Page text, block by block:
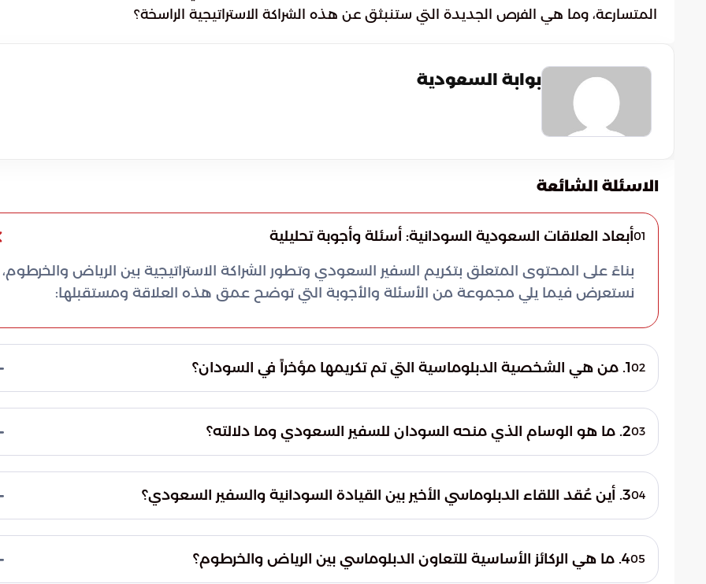
المتسارعة، وما هي الفرص الجديدة التي ستنبثق عن هذه الشراكة الاستراتيجية الراسخة؟
بوابة السعودية
الاسئلة الشائعة
01أبعاد العلاقات السعودية السودانية: أسئلة وأجوبة تحليلية
بناءً على المحتوى المتعلق بتكريم السفير السعودي وتطور الشراكة الاستراتيجية بين الرياض والخرطوم،
نستعرض فيما يلي مجموعة من الأسئلة والأجوبة التي توضح عمق هذه العلاقة ومستقبلها:
021. من هي الشخصية الدبلوماسية التي تم تكريمها مؤخراً في السودان؟
فترة عمله الرسمية في البلاد. وقد جاء هذا التكريم خلال لقاء رفيع المستوى مع رئيس مجلس السيادة
الانتقالي الفريق أول ركن عبدالفتاح البرهان في مدينة بورتسودان.
032. ما هو الوسام الذي منحه السودان للسفير السعودي وما دلالته؟
الوسام أرفع تكريم تمنحه الدولة السودانية للدبلوماسيين، مما يعكس التقدير الاستثنائي لجهود
المملكة العربية السعودية في دعم استقرار السودان وتطوير العلاقات الثنائية.
043. أين عُقد اللقاء الدبلوماسي الأخير بين القيادة السودانية والسفير السعودي؟
مسيرة التعاون المشترك والنجاحات التي تحققت خلال فترة عمل السفير، مؤكداً على متانة التنسيق بين
الرياض والخرطوم في مواجهة التحديات المختلفة.
054. ما هي الركائز الأساسية للتعاون الدبلوماسي بين الرياض والخرطوم؟